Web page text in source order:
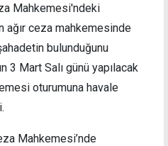
Mahkemesi'ndeki
ağır ceza mahkemesinde
bulunduğunu
3 Mart Salı günü yapılacak
oturumuna havale
Mahkemesi’nde